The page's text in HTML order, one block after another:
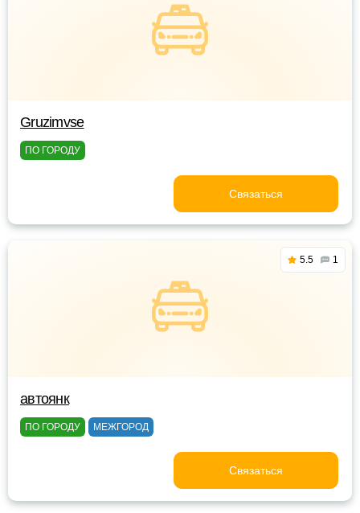
Gruzimvse
ПО ГОРОДУ
Связаться
5.5 1
автоянк
ПО ГОРОДУ МЕЖГОРОД
Связаться